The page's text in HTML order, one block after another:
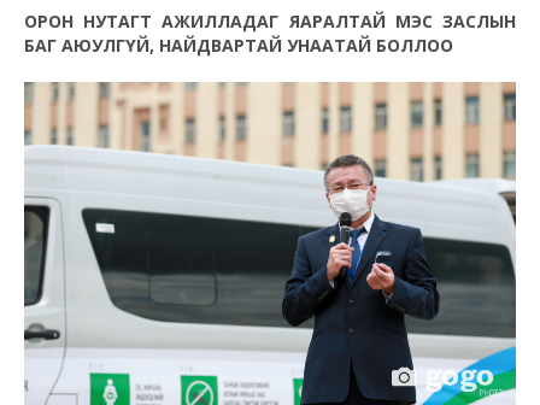
ОРОН НУТАГТ АЖИЛЛАДАГ ЯАРАЛТАЙ МЭС ЗАСЛЫН
БАГ АЮУЛГҮЙ, НАЙДВАРТАЙ УНААТАЙ БОЛЛОО